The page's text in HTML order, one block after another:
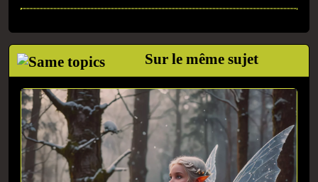
Sur le même sujet